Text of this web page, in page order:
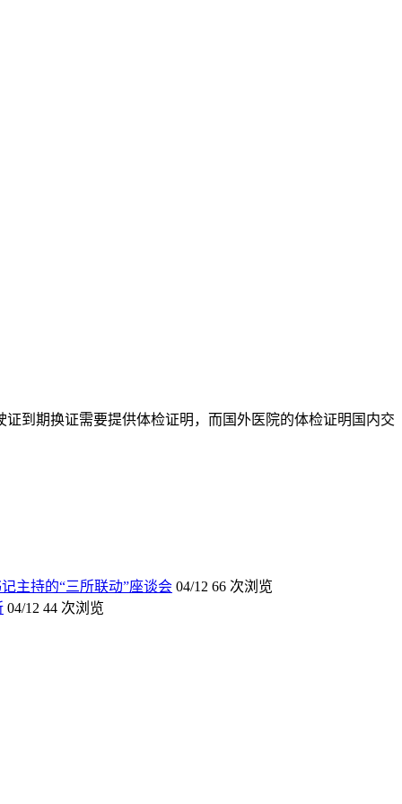
到期换证需要提供体检证明，而国外医院的体检证明国内交
主持的“三所联动”座谈会 04/12 66 次浏览
04/12 44 次浏览